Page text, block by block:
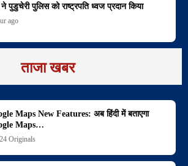
पुडुचेरी पुलिस को राष्ट्रपति ध्वज प्रदान किया
ago
ताजा खबर
Maps New Features: अब हिंदी में बताएगा
Maps…
Originals